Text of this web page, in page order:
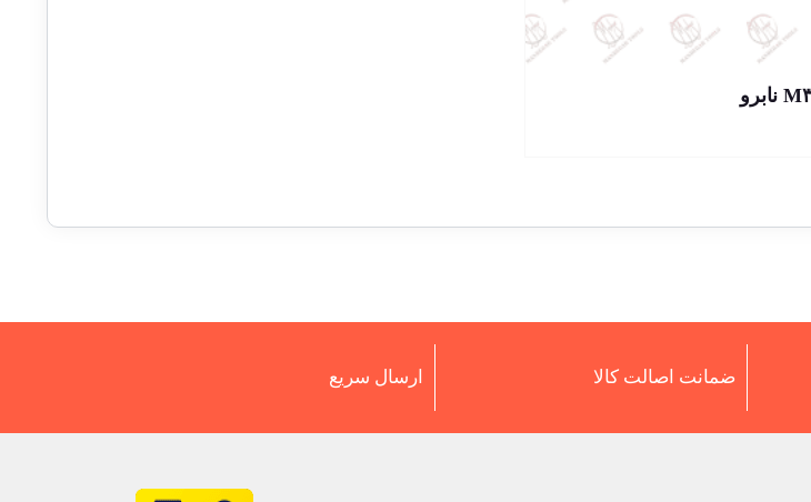
ضمانت اصالت کالا ارسال سریع